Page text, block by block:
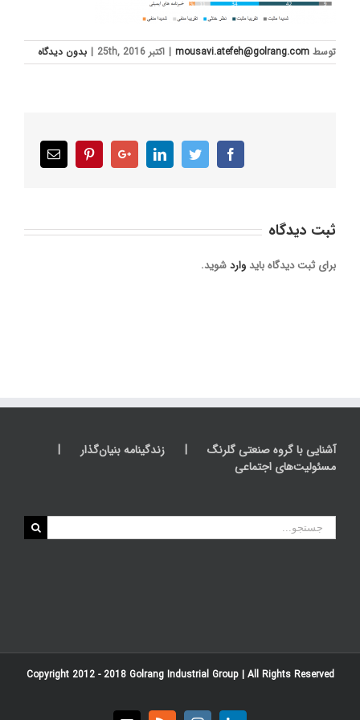
توسط mousavi.atefeh@golrang.com
| اکتبر 25th, 2016 | بدون ديدگاه
Facebook
Twitter
LinkedIn
Google+
Pinterest
Email
ثبت ديدگاه
برای ثبت دیدگاه باید واردشوید.
آشنایی با گروه صنعتی گلرنگ
زندگینامه بنیان‌گذار
مسئولیت‌های اجتماعی
جستجو
برای:
Copyright 2012 - 2018 Golrang Industrial Group| All Rights Reserved